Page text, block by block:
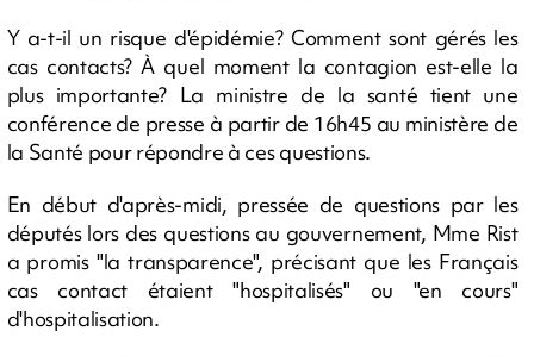
Y a-t-il un risque d'épidémie? Comment sont gérés les
cas contacts? À quel moment la contagion est-elle la
plus importante? La ministre de la santé tient une
conférence de presse à partir de 16h45 au ministère de
la Santé pour répondre à ces questions.
En début d'après-midi, pressée de questions par les
députés lors des questions au gouvernement, Mme Rist
a promis "la transparence", précisant que les Français
cas contact étaient "hospitalisés" ou "en cours"
d'hospitalisation.